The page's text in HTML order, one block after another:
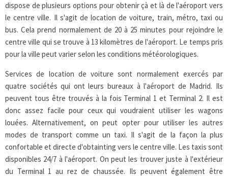
dispose de plusieurs options pour obtenir çà et là de l'aéroport vers
le centre ville. Il s'agit de location de voiture, train, métro, taxi ou
bus. Cela prend normalement de 20 à 25 minutes pour rejoindre le
centre ville qui se trouve à 13 kilomètres de l'aéroport. Le temps pris
pour la ville peut varier selon les conditions météorologiques.
Services de location de voiture sont normalement exercés par
quatre sociétés qui ont leurs bureaux à l'aéroport de Madrid. Ils
peuvent tous être trouvés à la fois Terminal 1 et Terminal 2. Il est
donc assez facile pour ceux qui voudraient utiliser les wagons
louées. Alternativement, on peut opter pour utiliser les autres
modes de transport comme un taxi. Il s'agit de la façon la plus
confortable et directe d'obtainting vers le centre ville. Les taxis sont
disponibles 24/7 à l'aéroport. On peut les trouver juste à l'extérieur
du Terminal 1 au rez de chaussée. Ils peuvent également être